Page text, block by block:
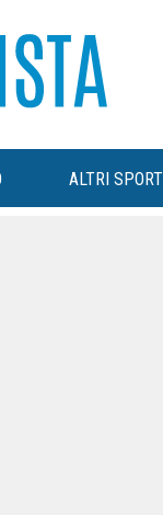
ALTRI SPORT